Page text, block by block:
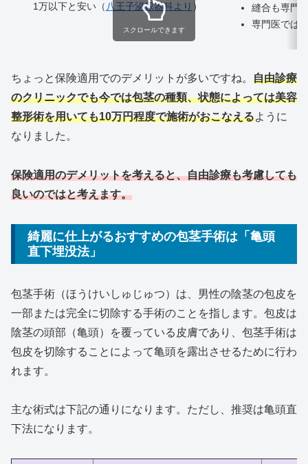
1万以下と安い（ 八王子泌尿器科より ）
縫合も専門
専門医では
スクロールできます
ちょっと保険適用でのデメリットが多いですね。 自由診療
のクリニックでも今では包茎の種類、状態によっては美容
整形術を用いても10万円程度で施術がおこなえるように
なりました。
保険適用のデメリットを考えると、自由診療も考慮しても
良いのではと考えます。
綺麗に仕上がるおすすめの包茎手術は「亀頭
直下埋没法」
包茎手術（ほうけいしゅじゅつ）は、男性の陰茎の包皮を
一部または完全に切除する手術のことを指します。包皮は
陰茎の頭部（亀頭）を覆っている皮膚であり、包茎手術は
包皮を切除することによって亀頭を露出させるために行わ
れます。
主な術式は下記の通りになります。ただし、推奨は亀頭直
下法になります。